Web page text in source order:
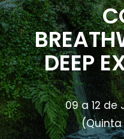
DEEP
09 a 12 de